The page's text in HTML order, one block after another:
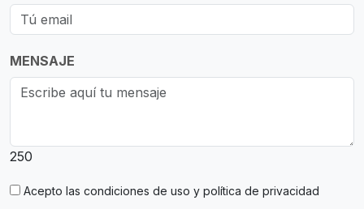
MENSAJE
250
Acepto las condiciones de uso y política de privacidad